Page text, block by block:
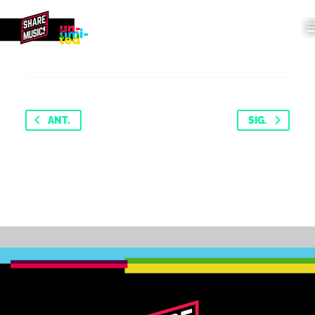
ANT. SIG.